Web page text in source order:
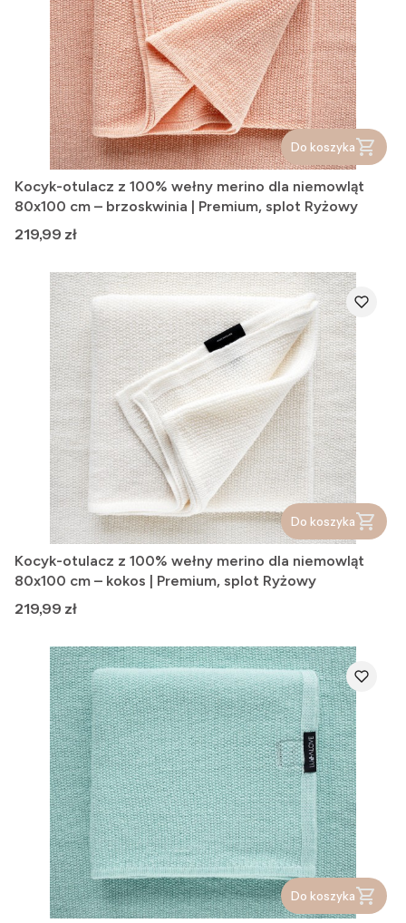
Do koszyka
Kocyk-otulacz z 100% wełny merino dla niemowląt
80x100 cm – brzoskwinia | Premium, splot Ryżowy
Cena
219,99 zł
Do koszyka
Kocyk-otulacz z 100% wełny merino dla niemowląt
80x100 cm – kokos | Premium, splot Ryżowy
Cena
219,99 zł
Do koszyka